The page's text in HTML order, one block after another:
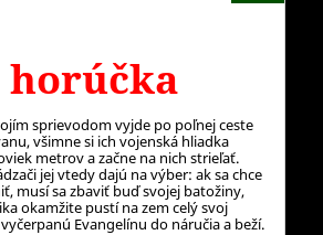
horúčka
sprievodom vyjde po poľnej ceste
všimne si ich vojenská hliadka
metrov a začne na nich strieľať.
jej vtedy dajú na výber: ak sa chce
musí sa zbaviť buď svojej batožiny,
okamžite pustí na zem celý svoj
Evangelínu do náručia a beží.